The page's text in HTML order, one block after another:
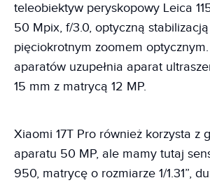
teleobiektyw peryskopowy Leica
50 Mpix, f/3.0, optyczną
pięciokrotnym zoomem
aparatów uzupełnia aparat
15 mm z matrycą 12 MP.
Xiaomi 17T Pro również korzysta z
aparatu 50 MP, ale mamy tutaj
950, matrycę o rozmiarze 1/1.31”,